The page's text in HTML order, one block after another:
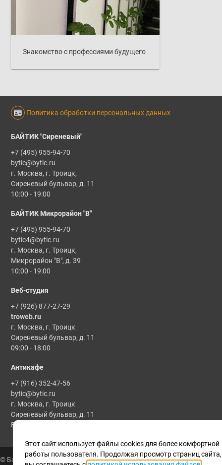
Знакомство с профессиями будущего
Политика обработки персональных данных
БАЙТИК "Сиреневый"
+7 (495) 955-94-70
bytic@bytic.ru
г. Москва, г. Троицк,
Сиреневый бульвар, д. 11
10:00 - 19:00
БАЙТИК Микрорайон "В"
+7 (495) 955-94-70
bytic4@bytic.ru
г. Москва, г. Троицк,
Микрорайон "В", д. 39
10:00 - 19:00
Веб-студия
+7 (926) 877-27-29
troweb.ru
г. Москва, г. Троицк
Сиреневый бульвар, д. 11
09:00 - 18:00
Антикафе
+7 (916) 352-47-56
bytic@bytic.ru
г. Москва, г. Троицк
Сиреневый бульвар, д. 11
Все мероприятия проводятся по предварительной записи
© Байтик, 1986 - 2025
Этот сайт использует файлы cookies для более комфортной
работы пользователя. Продолжая просмотр страниц сайта,